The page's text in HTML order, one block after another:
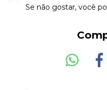
Se não gostar, você